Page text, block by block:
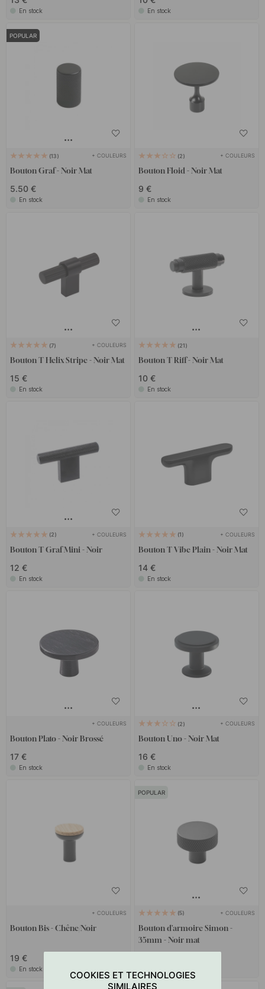
En stock En stock
POPULAR
13 + COULEURS
Bouton Graf - Noir Mat
5.50 €
En stock
2 + COULEURS
Bouton Floid - Noir Mat
9 €
En stock
7 + COULEURS
Bouton T Helix Stripe - Noir Mat
15 €
En stock
21
Bouton T Riff - Noir Mat
10 €
En stock
2 + COULEURS
Bouton T Graf Mini - Noir
12 €
En stock
1 + COULEURS
Bouton T Vibe Plain - Noir Mat
14 €
En stock
+ COULEURS
Bouton Plato - Noir Brossé
17 €
En stock
2 + COULEURS
Bouton Uno - Noir Mat
16 €
En stock
+ COULEURS
Bouton Bis - Chêne/Noir
19 €
En stock
POPULAR
5 + COULEURS
Bouton d'armoire Simon -
35mm - Noir mat
COOKIES ET TECHNOLOGIES
SIMILAIRES